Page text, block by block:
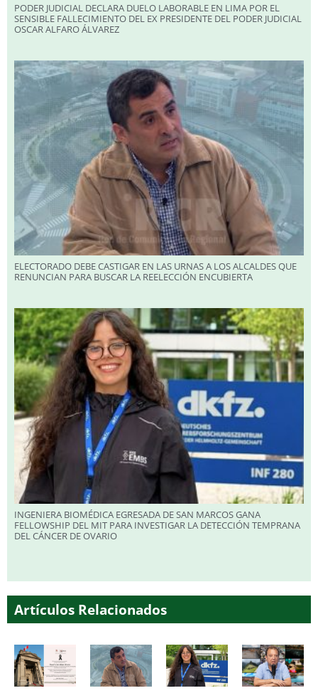
PODER JUDICIAL DECLARA DUELO LABORABLE EN LIMA POR EL
SENSIBLE FALLECIMIENTO DEL EX PRESIDENTE DEL PODER JUDICIAL
OSCAR ALFARO ÁLVAREZ
ELECTORADO DEBE CASTIGAR EN LAS URNAS A LOS ALCALDES QUE
RENUNCIAN PARA BUSCAR LA REELECCIÓN ENCUBIERTA
INGENIERA BIOMÉDICA EGRESADA DE SAN MARCOS GANA
FELLOWSHIP DEL MIT PARA INVESTIGAR LA DETECCIÓN TEMPRANA
DEL CÁNCER DE OVARIO
Artículos Relacionados